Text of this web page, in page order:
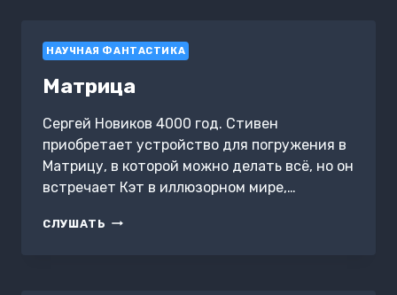
НАУЧНАЯ ФАНТАСТИКА
Матрица
Сергей Новиков 4000 год. Стивен
приобретает устройство для погружения в
Матрицу, в которой можно делать всё, но он
встречает Кэт в иллюзорном мире,…
СЛУШАТЬ МАТРИЦА